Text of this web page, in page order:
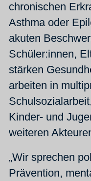
chronischen
Asthma oder
akuten
Schüler:innen,
stärken
arbeiten in
Kinder- und
weiteren
„Wir sprechen
Prävention,